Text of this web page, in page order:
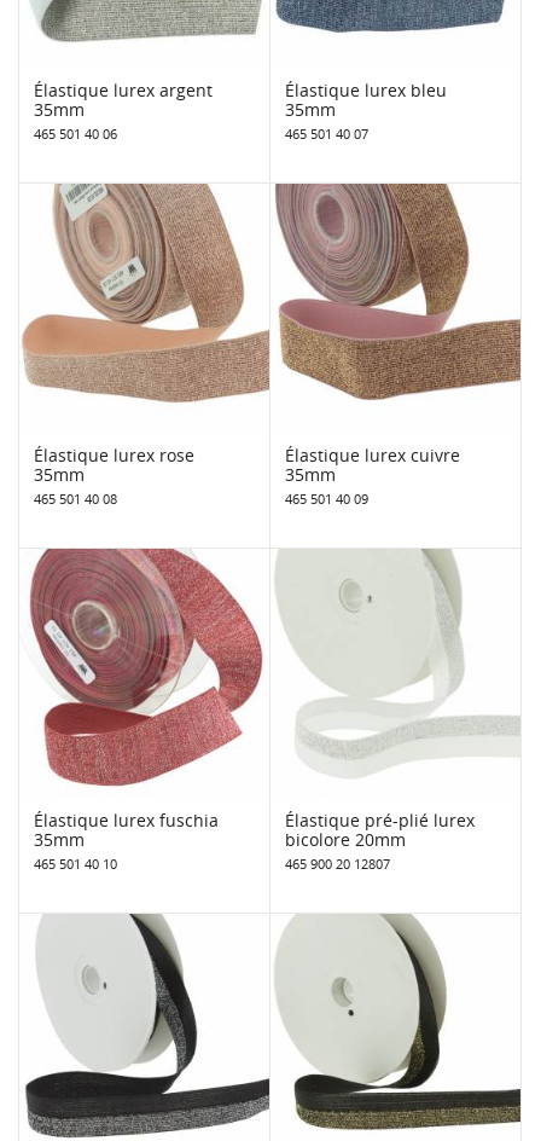
Élastique lurex argent
35mm
465 501 40 06
Élastique lurex bleu
35mm
465 501 40 07
Élastique lurex rose
35mm
465 501 40 08
Élastique lurex cuivre
35mm
465 501 40 09
Élastique lurex fuschia
35mm
465 501 40 10
Élastique pré-plié lurex
bicolore 20mm
465 900 20 12807